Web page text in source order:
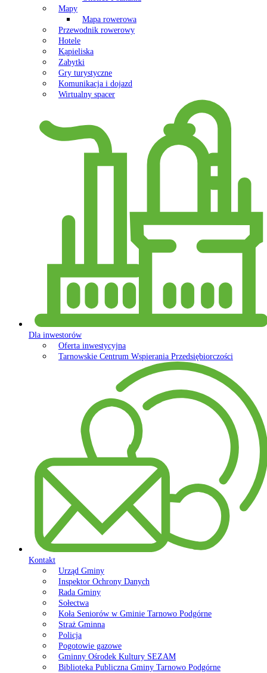
Mapy
Mapa rowerowa
Przewodnik rowerowy
Hotele
Kąpieliska
Zabytki
Gry turystyczne
Komunikacja i dojazd
Wirtualny spacer
Dla inwestorów
Oferta inwestycyjna
Tarnowskie Centrum Wspierania Przedsiębiorczości
Kontakt
Urząd Gminy
Inspektor Ochrony Danych
Rada Gminy
Sołectwa
Koła Seniorów w Gminie Tarnowo Podgórne
Straż Gminna
Policja
Pogotowie gazowe
Gminny Ośrodek Kultury SEZAM
Biblioteka Publiczna Gminy Tarnowo Podgórne